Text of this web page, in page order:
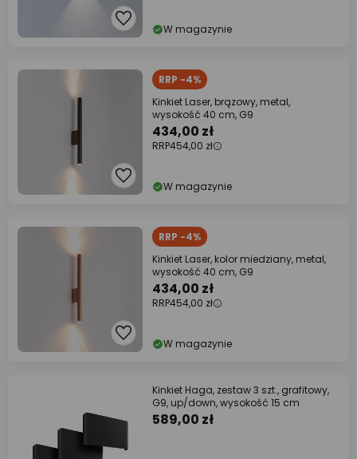
W magazynie
RRP -4%
Kinkiet Laser, brązowy, metal,
wysokość 40 cm, G9
434,00 zł
RRP454,00 zł
W magazynie
RRP -4%
Kinkiet Laser, kolor miedziany, metal,
wysokość 40 cm, G9
434,00 zł
RRP454,00 zł
W magazynie
Kinkiet Haga, zestaw 3 szt., grafitowy,
G9, up/down, wysokość 15 cm
589,00 zł